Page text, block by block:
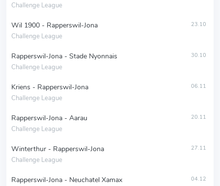
Challenge League
Wil 1900 - Rapperswil-Jona
Challenge League
23.10
Rapperswil-Jona - Stade Nyonnais
Challenge League
30.10
Kriens - Rapperswil-Jona
Challenge League
06.11
Rapperswil-Jona - Aarau
Challenge League
20.11
Winterthur - Rapperswil-Jona
Challenge League
27.11
Rapperswil-Jona - Neuchatel Xamax 04.12